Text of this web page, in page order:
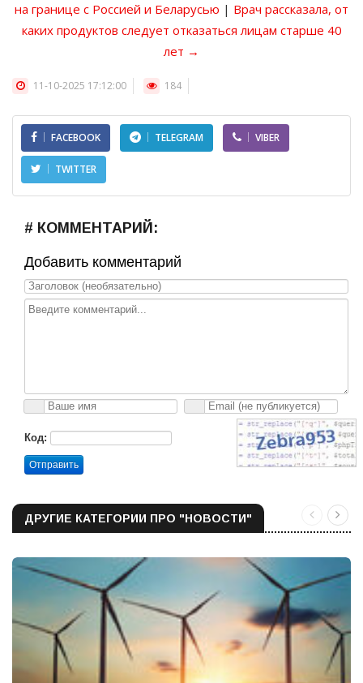
на границе с Россией и Беларусью | Врач рассказала, от
каких продуктов следует отказаться лицам старше 40
лет →
11-10-2025 17:12:00 184
FACEBOOK TELEGRAM VIBER
TWITTER
# КОММЕНТАРИЙ:
Добавить комментарий
Код:
Отправить
ДРУГИЕ КАТЕГОРИИ ПРО "НОВОСТИ"